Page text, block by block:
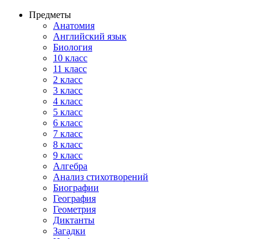
Предметы
Анатомия
Английский язык
Биология
10 класс
11 класс
2 класс
3 класс
4 класс
5 класс
6 класс
7 класс
8 класс
9 класс
Алгебра
Анализ стихотворений
Биографии
География
Геометрия
Диктанты
Загадки